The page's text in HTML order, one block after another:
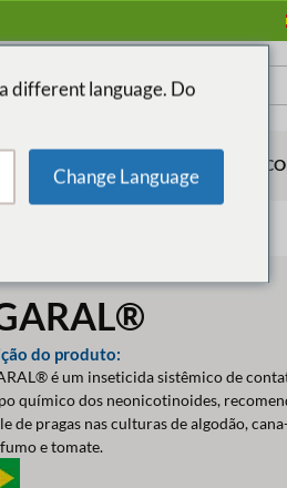
INÍCIO
do produto:
é um inseticida sistêmico de
químico dos neonicotinoides,
de pragas nas culturas de algodão,
e tomate.
different language. Do
Change Language